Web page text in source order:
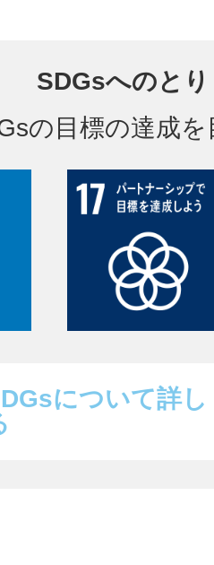
SDGsへのと
の目標の達成
について詳し
八尾
鎌倉
相模原